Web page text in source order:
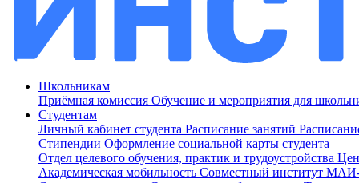
Школьникам
Приёмная комиссия Обучение и мероприятия для
Студентам
Личный кабинет студента Расписание занятий
Стипендии Оформление социальной карты студента
Отдел целевого обучения, практик и трудоустройства
Академическая мобильность Совместный институт